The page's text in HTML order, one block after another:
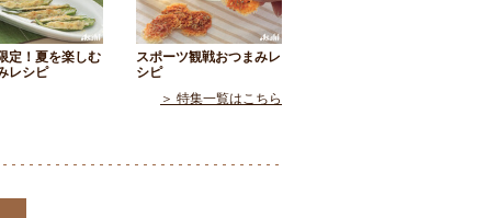
定！夏を楽しむ
レシピ
スポーツ観戦おつまみレ
シピ
＞ 特集一覧はこちら